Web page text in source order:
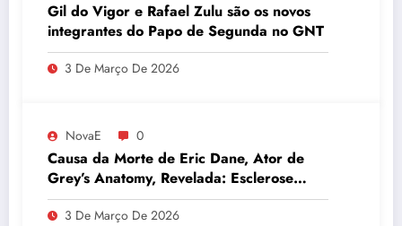
Gil do Vigor e Rafael Zulu são os novos
integrantes do Papo de Segunda no GNT
3 De Março De 2026
NovaE 0
Causa da Morte de Eric Dane, Ator de
Grey’s Anatomy, Revelada: Esclerose
Lateral Amiotrófica
3 De Março De 2026